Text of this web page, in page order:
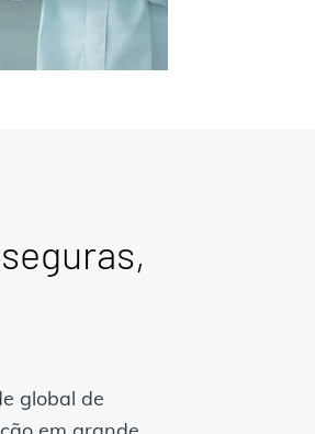
global de